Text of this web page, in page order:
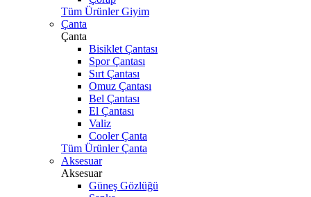
Tüm Ürünler Giyim
Çanta
Çanta
Bisiklet Çantası
Spor Çantası
Sırt Çantası
Omuz Çantası
Bel Çantası
El Çantası
Valiz
Cooler Çanta
Tüm Ürünler Çanta
Aksesuar
Aksesuar
Güneş Gözlüğü